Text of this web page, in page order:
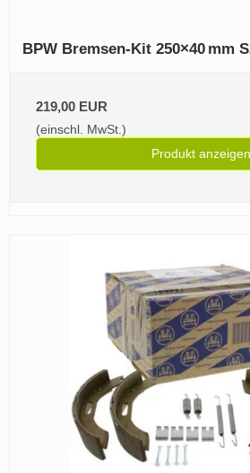
BPW Bremsen‑Kit 250×40 mm
219,00 EUR
(einschl. MwSt.)
Produkt anzeigen